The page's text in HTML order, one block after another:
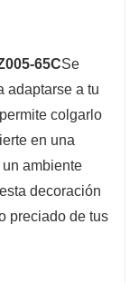
65CSe
adaptarse a tu
colgarlo
en una
ambiente
decoración
preciado de tus